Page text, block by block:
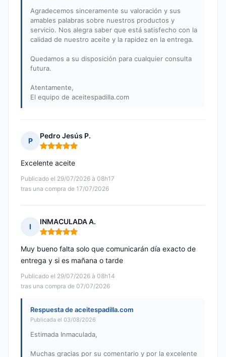
Agradecemos sinceramente su valoración y sus
amables palabras sobre nuestros productos y
servicio. Nos alegra saber que está satisfecho con la
calidad de nuestro aceite y la rapidez en la entrega.
Quedamos a su disposición para cualquier consulta
futura.
Atentamente,
El equipo de aceitespadilla.com
P
Pedro Jesús P.
Nota: 5 de 5
Publicado el 29/07/2026 à 08h17
tras una compra de 17/07/2026
Excelente aceite
I
INMACULADA A.
Nota: 5 de 5
Publicado el 29/07/2026 à 08h14
tras una compra de 07/07/2026
Muy bueno falta solo que comunicarán día exacto de
entrega y si es mañana o tarde
Respuesta de aceitespadilla.com
Publicada el 03/08/2026
Estimada Inmaculada,
Muchas gracias por su comentario y por la excelente